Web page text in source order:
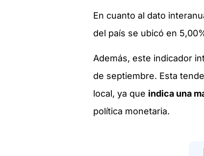
En cuanto al dato
del país se ubicó en
Además, este indicador
de septiembre. Esta
local, ya que indica una
política monetaria.